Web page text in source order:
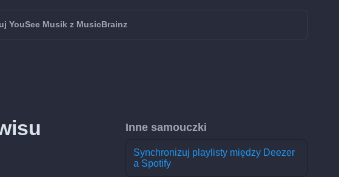
YouSee Musik z MusicBrainz
Inne samouczki
Synchronizuj playlisty między Deezer
a Spotify